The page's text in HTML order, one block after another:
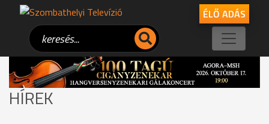
ÉLŐ ADÁS
HÍREK